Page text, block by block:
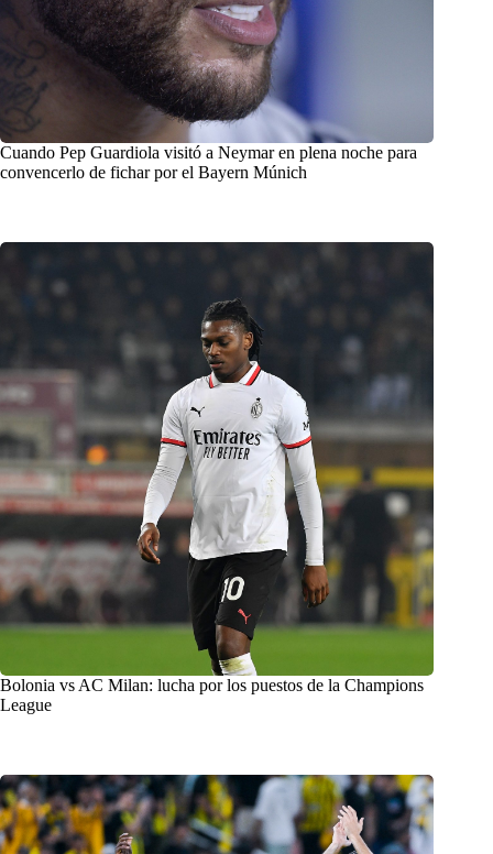
Cuando Pep Guardiola visitó a Neymar en plena noche para
convencerlo de fichar por el Bayern Múnich
Bolonia vs AC Milan: lucha por los puestos de la Champions
League